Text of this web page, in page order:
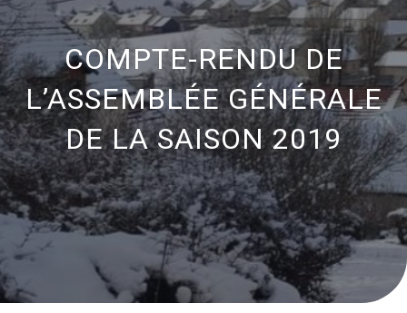
COMPTE-RENDU DE
L’ASSEMBLÉE GÉNÉRALE
DE LA SAISON 2019